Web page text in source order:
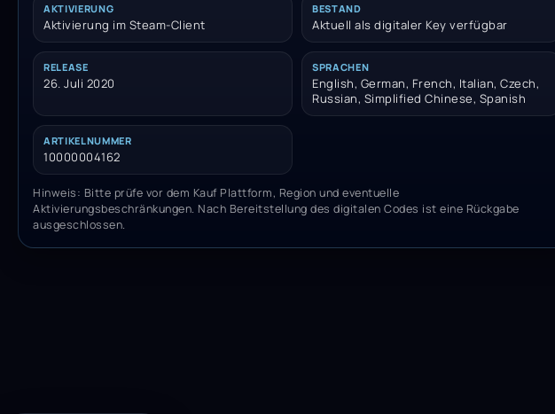
AKTIVIERUNG
Aktivierung im Steam-Client
BESTAND
Aktuell als digitaler Key verfügbar
RELEASE
26. Juli 2020
SPRACHEN
English, German, French, Italian, Czech,
Russian, Simplified Chinese, Spanish
ARTIKELNUMMER
10000004162
Hinweis: Bitte prüfe vor dem Kauf Plattform, Region und eventuelle
Aktivierungsbeschränkungen. Nach Bereitstellung des digitalen Codes ist eine Rückgabe
ausgeschlossen.